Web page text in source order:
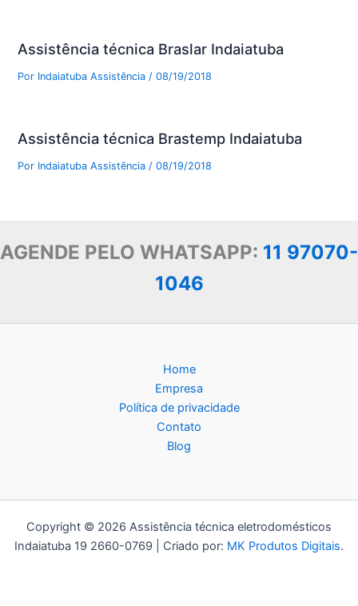
Assistência técnica Braslar Indaiatuba
Por Indaiatuba Assistência /08/19/2018
Assistência técnica Brastemp Indaiatuba
Por Indaiatuba Assistência /08/19/2018
AGENDE PELO WHATSAPP: 11 97070-
1046
Home
Empresa
Política de privacidade
Contato
Blog
Copyright © 2026 Assistência técnica eletrodomésticos
Indaiatuba 19 2660-0769 | Criado por: MK Produtos Digitais.